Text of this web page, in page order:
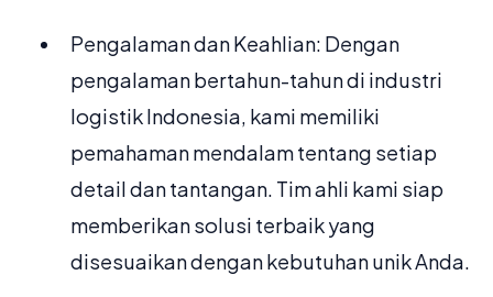
Pengalaman dan Keahlian: Dengan
pengalaman bertahun-tahun di industri
logistik Indonesia, kami memiliki
pemahaman mendalam tentang setiap
detail dan tantangan. Tim ahli kami siap
memberikan solusi terbaik yang
disesuaikan dengan kebutuhan unik Anda.